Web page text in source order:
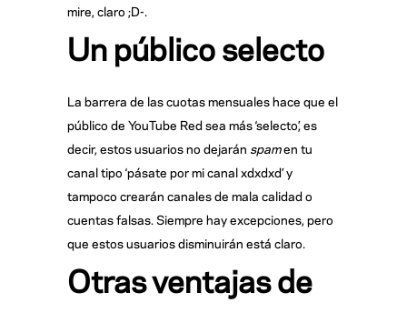
mire, claro ;D-.
Un público selecto
La barrera de las cuotas mensuales hace que el
público de YouTube Red sea más ‘selecto’, es
decir, estos usuarios no dejarán spamen tu
canal tipo ‘pásate por mi canal xdxdxd’ y
tampoco crearán canales de mala calidad o
cuentas falsas. Siempre hay excepciones, pero
que estos usuarios disminuirán está claro.
Otras ventajas de